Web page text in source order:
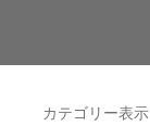
WAON POINT
カテゴリー表示